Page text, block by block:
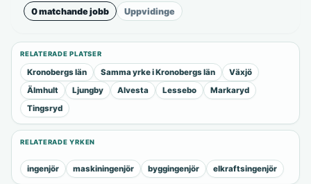
0 matchande jobb Uppvidinge
RELATERADE PLATSER
Kronobergs län Samma yrke i Kronobergs län
Växjö
Älmhult
Ljungby Alvesta Lessebo
Markaryd
Tingsryd
RELATERADE YRKEN
ingenjör maskiningenjör byggingenjör elkraftsingenjör